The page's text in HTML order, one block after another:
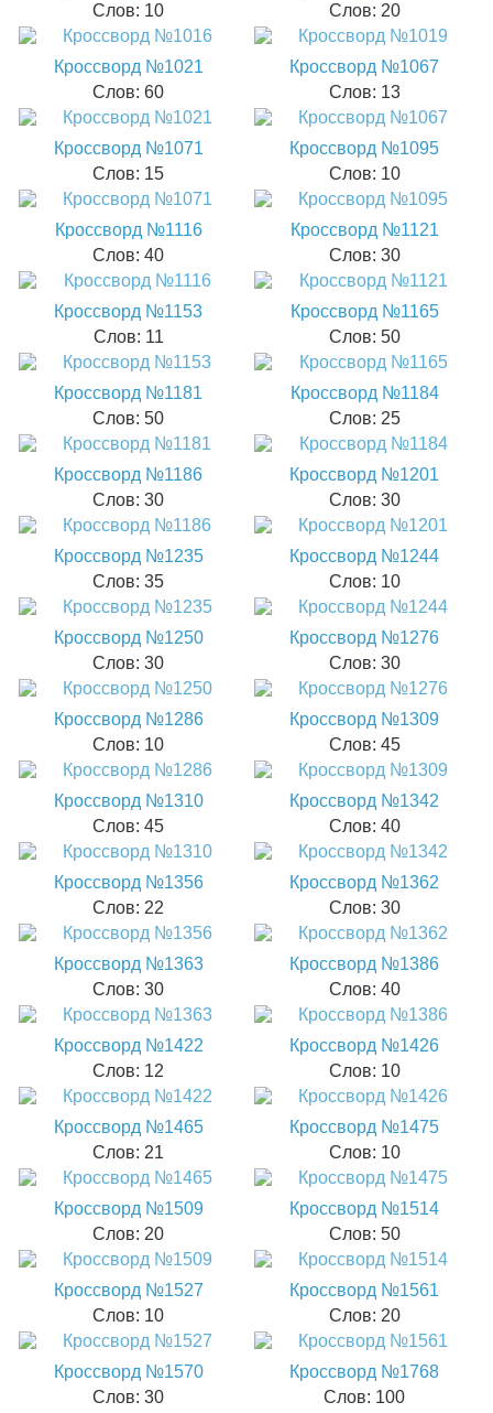
Слов: 10
Слов: 20
Кроссворд №1021
Слов: 60
Кроссворд №1067
Слов: 13
Кроссворд №1071
Слов: 15
Кроссворд №1095
Слов: 10
Кроссворд №1116
Слов: 40
Кроссворд №1121
Слов: 30
Кроссворд №1153
Слов: 11
Кроссворд №1165
Слов: 50
Кроссворд №1181
Слов: 50
Кроссворд №1184
Слов: 25
Кроссворд №1186
Слов: 30
Кроссворд №1201
Слов: 30
Кроссворд №1235
Слов: 35
Кроссворд №1244
Слов: 10
Кроссворд №1250
Слов: 30
Кроссворд №1276
Слов: 30
Кроссворд №1286
Слов: 10
Кроссворд №1309
Слов: 45
Кроссворд №1310
Слов: 45
Кроссворд №1342
Слов: 40
Кроссворд №1356
Слов: 22
Кроссворд №1362
Слов: 30
Кроссворд №1363
Слов: 30
Кроссворд №1386
Слов: 40
Кроссворд №1422
Слов: 12
Кроссворд №1426
Слов: 10
Кроссворд №1465
Слов: 21
Кроссворд №1475
Слов: 10
Кроссворд №1509
Слов: 20
Кроссворд №1514
Слов: 50
Кроссворд №1527
Слов: 10
Кроссворд №1561
Слов: 20
Кроссворд №1570
Слов: 30
Кроссворд №1768
Слов: 100